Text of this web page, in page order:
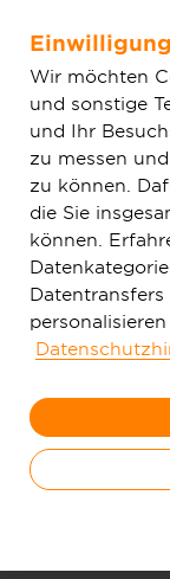
Zum
Glasfaser
Geisenheim
Wir möchten
und sonstige
und Ihr
zu messen
zu können.
die Sie
können.
personalisieren